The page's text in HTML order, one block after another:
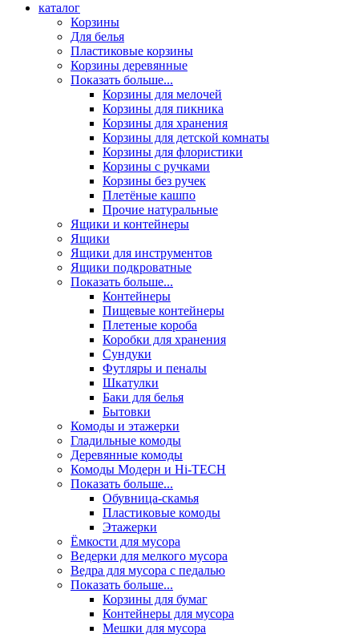
каталог
Корзины
Для белья
Пластиковые корзины
Корзины деревянные
Показать больше...
Корзины для мелочей
Корзины для пикника
Корзины для хранения
Корзины для детской комнаты
Корзины для флористики
Корзины с ручками
Корзины без ручек
Плетёные кашпо
Прочие натуральные
Ящики и контейнеры
Ящики
Ящики для инструментов
Ящики подкроватные
Показать больше...
Контейнеры
Пищевые контейнеры
Плетеные короба
Коробки для хранения
Сундуки
Футляры и пеналы
Шкатулки
Баки для белья
Бытовки
Комоды и этажерки
Гладильные комоды
Деревянные комоды
Комоды Модерн и Hi-TECH
Показать больше...
Обувница-скамья
Пластиковые комоды
Этажерки
Ёмкости для мусора
Ведерки для мелкого мусора
Ведра для мусора с педалью
Показать больше...
Корзины для бумаг
Контейнеры для мусора
Мешки для мусора